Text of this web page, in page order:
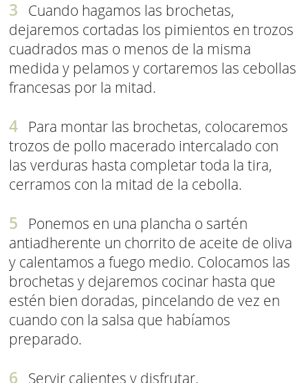
Cuando hagamos las brochetas,
dejaremos cortadas los pimientos en trozos
cuadrados mas o menos de la misma
medida y pelamos y cortaremos las cebollas
francesas por la mitad.
Para montar las brochetas, colocaremos
trozos de pollo macerado intercalado con
las verduras hasta completar toda la tira,
cerramos con la mitad de la cebolla.
Ponemos en una plancha o sartén
antiadherente un chorrito de aceite de oliva
y calentamos a fuego medio. Colocamos las
brochetas y dejaremos cocinar hasta que
estén bien doradas, pincelando de vez en
cuando con la salsa que habíamos
preparado.
Servir calientes y disfrutar.